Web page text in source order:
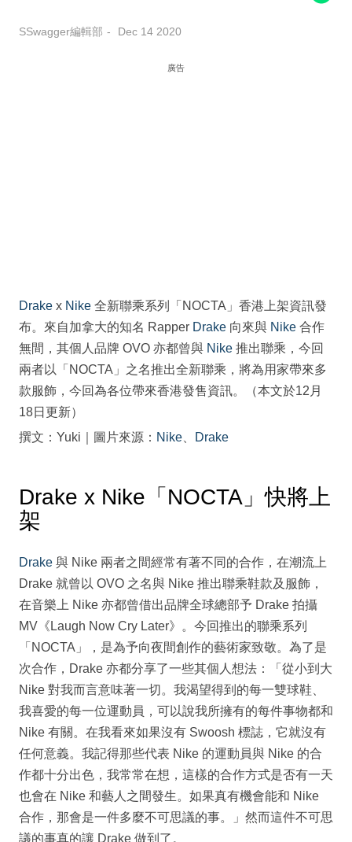
SSwagger編輯部 Dec 14 2020
廣告
Drake x Nike 全新聯乘系列「NOCTA」香港上架資訊發
布。來自加拿大的知名 Rapper Drake 向來與 Nike 合作
無間，其個人品牌 OVO 亦都曾與 Nike 推出聯乘，今回
兩者以「NOCTA」之名推出全新聯乘，將為用家帶來多
款服飾，今回為各位帶來香港發售資訊。（本文於12月
18日更新）
撰文：Yuki｜圖片來源： Nike Drake
Drake x Nike「NOCTA」快將上
架
Drake 與 Nike 兩者之間經常有著不同的合作，在潮流上
Drake 就曾以 OVO 之名與 Nike 推出聯乘鞋款及服飾，
在音樂上 Nike 亦都曾借出品牌全球總部予 Drake 拍攝
MV《Laugh Now Cry Later》。今回推出的聯乘系列
「NOCTA」，是為予向夜間創作的藝術家致敬。為了是
次合作，Drake 亦都分享了一些其個人想法：「從小到大
Nike 對我而言意味著一切。我渴望得到的每一雙球鞋、
我喜愛的每一位運動員，可以說我所擁有的每件事物都和
Nike 有關。在我看來如果沒有 Swoosh 標誌，它就沒有
任何意義。我記得那些代表 Nike 的運動員與 Nike 的合
作都十分出色，我常常在想，這樣的合作方式是否有一天
也會在 Nike 和藝人之間發生。如果真有機會能和 Nike
合作，那會是一件多麼不可思議的事。」然而這件不可思
議的事真的讓 Drake 做到了。